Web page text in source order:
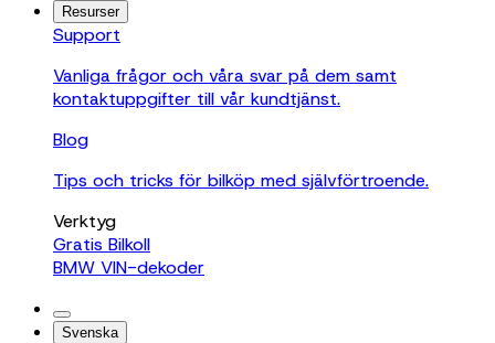
Resurser
Support
Vanliga frågor och våra svar på dem samt
kontaktuppgifter till vår kundtjänst.
Blog
Tips och tricks för bilköp med självförtroende.
Verktyg
Gratis Bilkoll
BMW VIN-dekoder
Svenska